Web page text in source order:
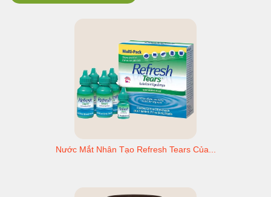
Nước Mắt Nhân Tạo Refresh Tears Của...